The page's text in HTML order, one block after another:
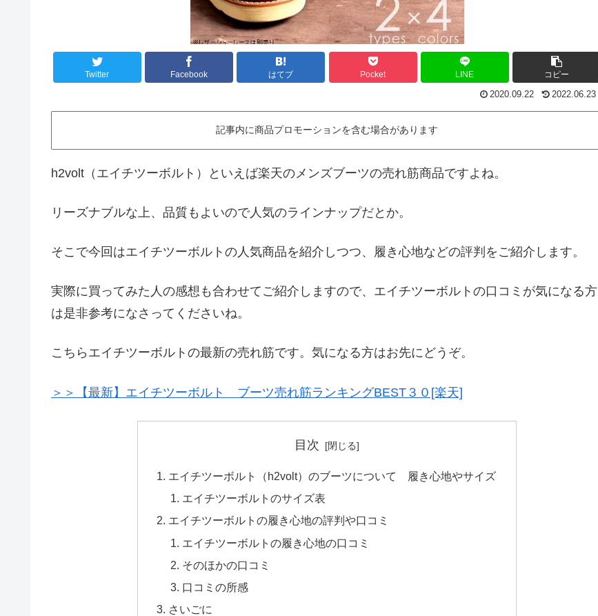
Twitter Facebook はてブ Pocket LINE コピー
2020.09.22 2022.06.23
記事内に商品プロモーションを含む場合があります
h2volt（エイチツーボルト）といえば楽天のメンズブーツの売れ筋商品ですよね。
リーズナブルな上、品質もよいので人気のラインナップだとか。
そこで今回はエイチツーボルトの人気商品を紹介しつつ、履き心地などの評判をご紹介します。
実際に買ってみた人の感想も合わせてご紹介しますので、エイチツーボルトの口コミが気になる方
は是非参考になさってくださいね。
こちらエイチツーボルトの最新の売れ筋です。気になる方はお先にどうぞ。
＞＞【最新】エイチツーボルト ブーツ売れ筋ランキングBEST３０[楽天]
目次
エイチツーボルト（h2volt）のブーツについて 履き心地やサイズ
エイチツーボルトのサイズ表
エイチツーボルトの履き心地の評判や口コミ
エイチツーボルトの履き心地の口コミ
そのほかの口コミ
口コミの所感
さいごに